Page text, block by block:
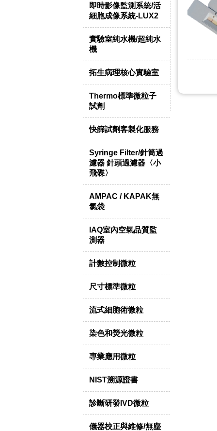
即時影像監測系統/活
細胞成像系統-LUX2
實驗室純水機/超純水
機
拓生病理核心實驗室
Thermo標準微粒子
試劑
快篩試劑客製化服務
Syringe Filter/針筒過
濾器 針頭過濾器〈小
飛碟〉
AMPAC / KAPAK無
氯袋
IAQ室內空氣品質監
測器
計數控制微粒
尺寸標準微粒
流式細胞術微粒
染色和熒光微粒
專業應用微粒
NIST溯源證書
診斷研發IVD微粒
儀器校正與維修/無塵